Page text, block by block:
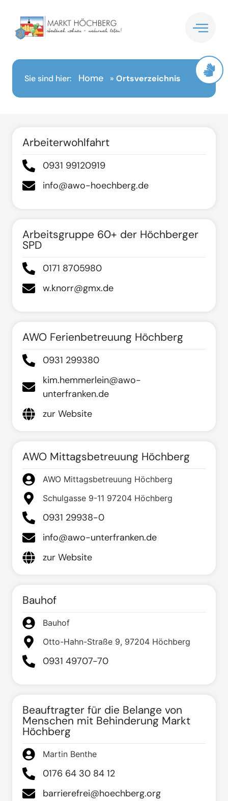
springen
Sie sind hier: Home » Ortsverzeichnis
Arbeiterwohlfahrt
0931 99120919
info@awo-hoechberg.de
Arbeitsgruppe 60+ der Höchberger
SPD
0171 8705980
w.knorr@gmx.de
AWO Ferienbetreuung Höchberg
0931 299380
kim.hemmerlein@awo-
unterfranken.de
zur Website
AWO Mittagsbetreuung Höchberg
AWO Mittagsbetreuung Höchberg
Schulgasse 9-11 97204 Höchberg
0931 29938-0
info@awo-unterfranken.de
zur Website
Bauhof
Bauhof
Otto-Hahn-Straße 9, 97204 Höchberg
0931 49707-70
Beauftragter für die Belange von
Menschen mit Behinderung Markt
Höchberg
Martin Benthe
0176 64 30 84 12
barrierefrei@hoechberg.org